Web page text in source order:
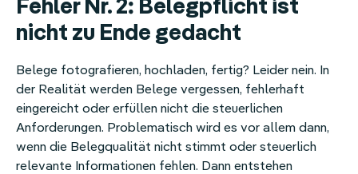
Fehler Nr. 2: Belegpflicht ist
nicht zu Ende gedacht
Belege fotografieren, hochladen, fertig? Leider nein. In
der Realität werden Belege vergessen, fehlerhaft
eingereicht oder erfüllen nicht die steuerlichen
Anforderungen. Problematisch wird es vor allem dann,
wenn die Belegqualität nicht stimmt oder steuerlich
relevante Informationen fehlen. Dann entstehen